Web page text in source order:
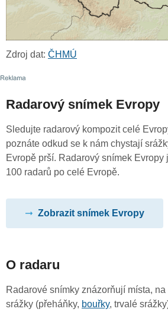
Zdroj dat: ČHMÚ
Radarový snímek Evropy
Sledujte radarový kompozit celé
poznáte odkud se k nám chystají
Evropě prší. Radarový snímek Evropy
100 radarů po celé Evropě.
Zobrazit snímek Evropy
O radaru
Radarové snímky znázorňují místa,
srážky (přeháňky, bouřky, trvalé